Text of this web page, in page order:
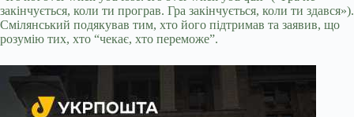
закінчується, коли ти програв. Гра закінчується, коли ти здався»).
Смілянський подякував тим, хто його підтримав та заявив, що
розумію тих, хто “чекає, хто переможе”.